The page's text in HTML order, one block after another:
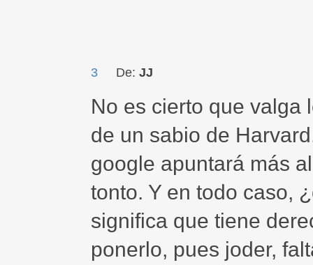
3 De: JJ
No es cierto que valga
de un sabio de
google apuntará más
tonto. Y en todo caso,
significa que tiene
ponerlo, pues joder,